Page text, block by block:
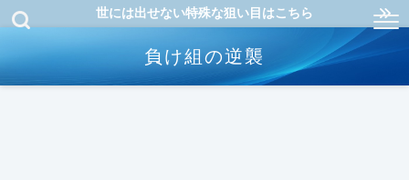
世には出せない特殊な狙い目はこちら
負け組の逆襲